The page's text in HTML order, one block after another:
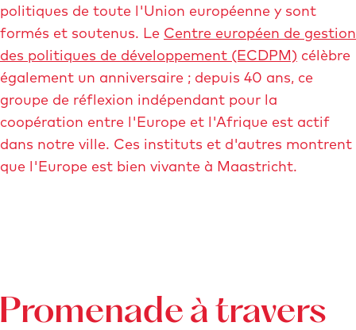
politiques de toute l'Union européenne y sont
formés et soutenus. Le Centre européen de gestion
des politiques de développement (ECDPM) célèbre
également un anniversaire ; depuis 40 ans, ce
groupe de réflexion indépendant pour la
coopération entre l'Europe et l'Afrique est actif
dans notre ville. Ces instituts et d'autres montrent
que l'Europe est bien vivante à Maastricht.
à travers